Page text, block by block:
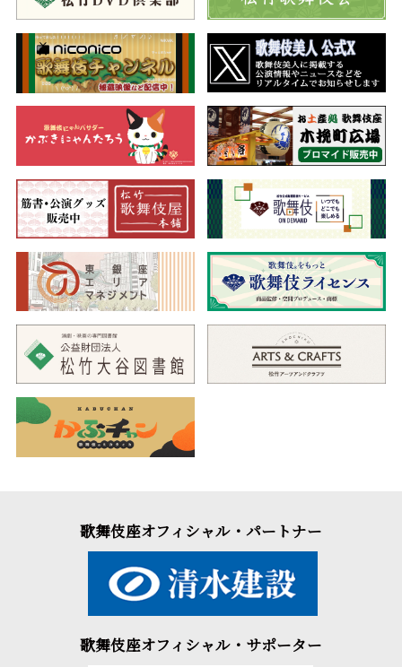
歌舞伎座オフィシャル・パートナー
歌舞伎座オフィシャル・サポーター